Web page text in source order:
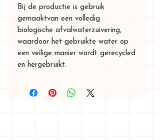
Bij de productie is gebruik
gemaaktvan een volledig
biologische afvalwaterzuivering,
waardoor het gebruikte water op
een veilige manier wordt gerecycled
en hergebruikt.